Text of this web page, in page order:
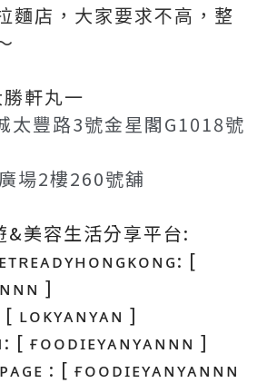
麵店，大家要求不高，整
軒丸一
太豐路3號金星閣G1018號
場2樓260號舖
&美容生活分享平台:
[
]
[ ʟᴏᴋʏᴀɴʏᴀɴ ]
[ ғᴏᴏᴅɪᴇʏᴀɴʏᴀɴɴɴ ]
: [ ғᴏᴏᴅɪᴇʏᴀɴʏᴀɴɴɴ